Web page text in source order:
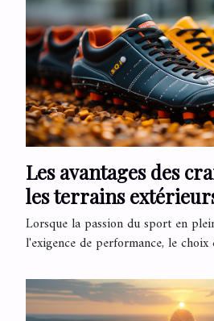
Les avantages des
les terrains
choisir le bon
besoins
Lorsque la passion du sport en
l'exigence de performance, le choix